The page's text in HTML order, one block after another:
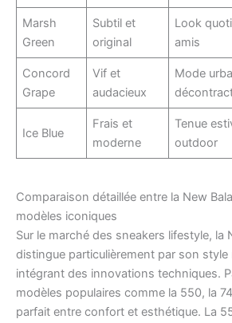
Marsh
Green
Subtil et
original
Look
amis
Concord
Grape
Vif et
audacieux
Mode
Ice Blue
Frais et
moderne
Tenue
outdoor
Comparaison détaillée entre la New
modèles iconiques
Sur le marché des sneakers lifestyle, la
distingue particulièrement par son style
intégrant des innovations techniques.
modèles populaires comme la 550, la
parfait entre confort et esthétique. La